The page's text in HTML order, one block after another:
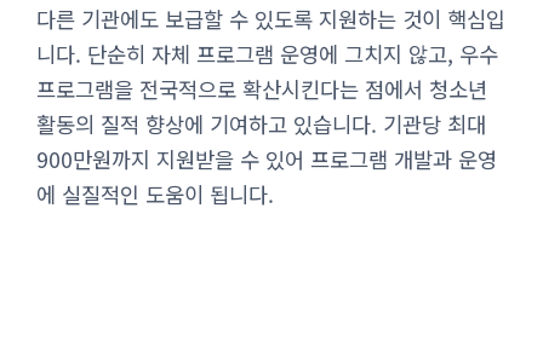
다른 기관에도 보급할 수 있도록 지원하는 것이 핵심입
니다. 단순히 자체 프로그램 운영에 그치지 않고, 우수
프로그램을 전국적으로 확산시킨다는 점에서 청소년
활동의 질적 향상에 기여하고 있습니다. 기관당 최대
900만원까지 지원받을 수 있어 프로그램 개발과 운영
에 실질적인 도움이 됩니다.